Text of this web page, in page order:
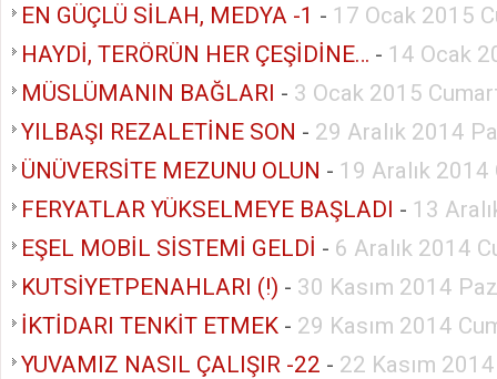
EN GÜÇLÜ SİLAH, MEDYA -1 - 17 Ocak 2015
HAYDİ, TERÖRÜN HER ÇEŞİDİNE… - 14 Ocak
MÜSLÜMANIN BAĞLARI - 3 Ocak 2015
YILBAŞI REZALETİNE SON - 29 Aralık 2014
ÜNÜVERSİTE MEZUNU OLUN - 19 Aralık 2014
FERYATLAR YÜKSELMEYE BAŞLADI - 13
EŞEL MOBİL SİSTEMİ GELDİ - 6 Aralık 2014
KUTSİYETPENAHLARI (!) - 30 Kasım 2014
İKTİDARI TENKİT ETMEK - 29 Kasım 2014
YUVAMIZ NASIL ÇALIŞIR -22 - 22 Kasım